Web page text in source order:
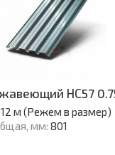
НС57 0.75
м (Режем в размер)
мм: 801